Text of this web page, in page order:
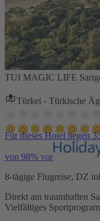
TUI MAGIC LIFE
Türkei - Türkische
Für dieses Hotel liegen
von 98% vor
8-tägige Flugreise, DZ
Direkt am traumhaften
Vielfältiges